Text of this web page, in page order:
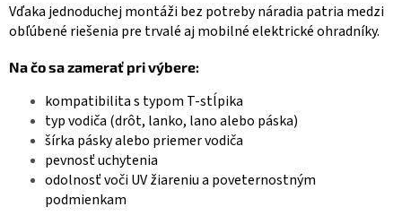
k
y
i
s
u
Vďaka jednoduchej montáži bez potreby náradia patria medzi
obľúbené riešenia pre trvalé aj mobilné elektrické ohradníky.
Na čo sa zamerať pri výbere:
kompatibilita s typom T-stĺpika
typ vodiča (drôt, lanko, lano alebo páska)
šírka pásky alebo priemer vodiča
pevnosť uchytenia
odolnosť voči UV žiareniu a poveternostným
podmienkam